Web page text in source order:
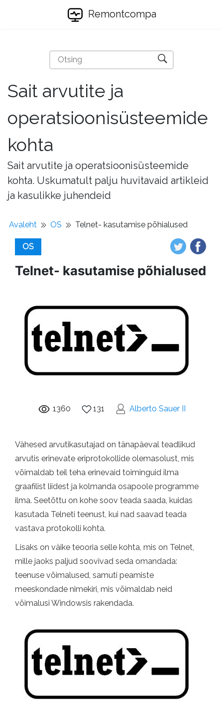
Remontcompa
Sait arvutite ja
operatsioonisüsteemide
kohta
Sait arvutite ja operatsioonisüsteemide
kohta. Uskumatult palju huvitavaid artikleid
ja kasulikke juhendeid
Avaleht OS Telnet- kasutamise põhialused
OS
Telnet- kasutamise põhialused
1360 131 Alberto Sauer II
Vähesed arvutikasutajad on tänapäeval teadlikud
arvutis erinevate eriprotokollide olemasolust, mis
võimaldab teil teha erinevaid toiminguid ilma
graafilist liidest ja kolmanda osapoole programme
ilma. Seetõttu on kohe soov teada saada, kuidas
kasutada Telneti teenust, kui nad saavad teada
vastava protokolli kohta.
Lisaks on väike teooria selle kohta, mis on Telnet,
mille jaoks paljud soovivad seda omandada:
teenuse võimalused, samuti peamiste
meeskondade nimekiri, mis võimaldab neid
võimalusi Windowsis rakendada.